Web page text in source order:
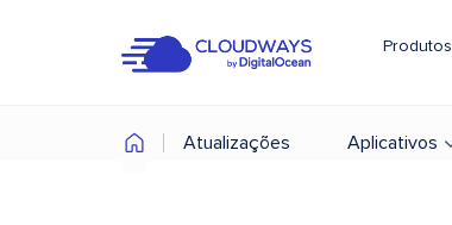
Produtos
Atualizações Aplicativos